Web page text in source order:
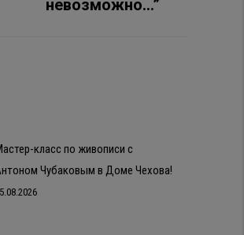
невозможно…”
класс по живописи с
Чубаковым в Доме Чехова!